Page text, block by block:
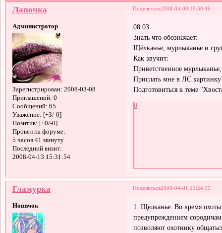
Поделиться2008-03-08 19:30:46
Лапочка
Администратор
Зарегистрирован: 2008-03-08
Приглашений: 0
Сообщений: 65
Уважение: [+3/-0]
Позитив: [+0/-0]
Провел на форуме:
5 часов 41 минуту
Последний визит:
2008-04-13 15:31:54
08.03
Знать что обозначает:
Щёлканье, мурлыканье и
Как звучит:
Приветственное
Прислать мне в ЛС
Подготовиться к теме
0
Поделиться2008-04-01 21:24:11
Гламурка
Новичок
1. Щелканье. Во время
предупреждением
позволяют охотнику